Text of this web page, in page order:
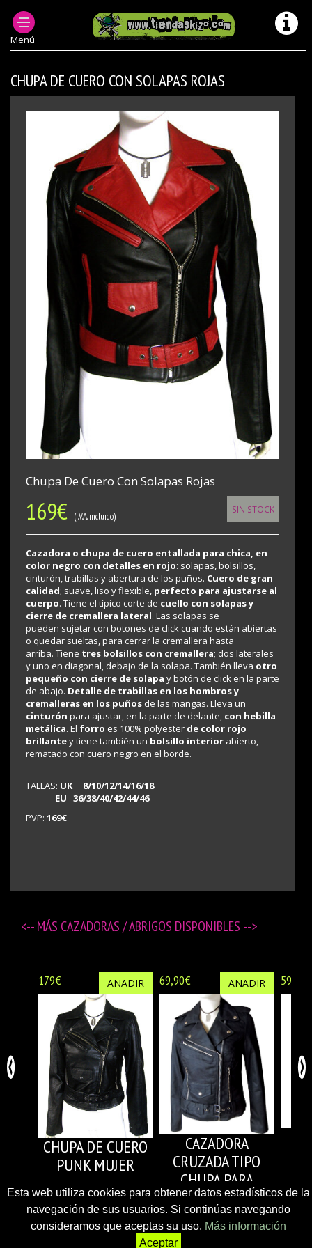
Menú
ROPA PUNK MUJER CAZADORAS PUNK MUJER
CHUPA DE CUERO CON SOLAPAS ROJAS
Chupa De Cuero Con Solapas Rojas
169€ (I.V.A. incluido)
SIN STOCK
Cazadora o chupa de cuero entallada para chica, en
color negro con detalles en rojo: solapas, bolsillos,
cinturón, trabillas y abertura de los puños. Cuero de gran
calidad; suave, liso y flexible, perfecto para ajustarse al
cuerpo. Tiene el típico corte de cuello con solapasy
cierre de cremallera lateral. Las solapas se
pueden sujetar con botones de click cuando están abiertas
o quedar sueltas, para cerrar la cremallera hasta
arriba. Tiene tres bolsillos con cremallera; dos laterales
y uno en diagonal, debajo de la solapa. También lleva otro
pequeño con cierre de solapa y botón de click en la parte
de abajo. Detalle de trabillas en los hombros y
cremalleras en los puños de las mangas. Lleva un
cinturón para ajustar, en la parte de delante, con hebilla
metálica. El forro es 100% polyester de color rojo
brillantey tiene también un bolsillo interior abierto,
rematado con cuero negro en el borde.
TALLAS: UK
8/10/12/14/16/18
EU 36/38/40/42/44/46
PVP: 169€
<-- MÁS CAZADORAS / ABRIGOS DISPONIBLES -->
179€ AÑADIR
CHUPA DE CUERO
PUNK MUJER
69,90€ AÑADIR
CAZADORA
CRUZADA TIPO
CHUPA PARA
MUJER
59,90€
Esta web utiliza cookies para obtener datos estadísticos de la
navegación de sus usuarios. Si continúas navegando
consideramos que aceptas su uso. Más información
Aceptar